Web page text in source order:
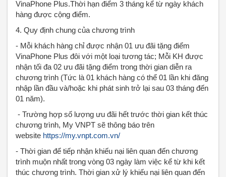
VinaPhone Plus.Thời hạn điểm 3 tháng kể từ ngày khách
hàng được cộng điểm.
4. Quy định chung của chương trình
- Mỗi khách hàng chỉ được nhận 01 ưu đãi tặng điểm
VinaPhone Plus đôi với một loại tương tác; Mỗi KH được
nhận tối đa 02 ưu đãi tặng điểm trong thời gian diễn ra
chương trình (Tức là 01 khách hàng có thể 01 lần khi đăng
nhập lần đầu và/hoặc khi phát sinh trở lại sau 03 tháng đến
01 năm).
- Trường hợp số lượng ưu đãi hết trước thời gian kết thúc
chương trình, My VNPT sẽ thông báo trên
website https://my.vnpt.com.vn/
- Thời gian để tiếp nhận khiếu nại liên quan đến chương
trình muộn nhất trong vòng 03 ngày làm việc kể từ khi kết
thúc chương trình. Thời gian xử lý khiếu nại liên quan đến